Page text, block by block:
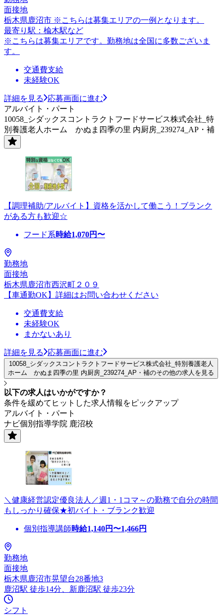
面接地
栃木県鹿沼市 ※こちらは募集エリアの一例となります。
最寄り駅：楡木駅など
※こちらは募集エリアです。勤務地は全国に多数ございま
す。
交通費支給
未経験OK
詳細を見る
応募画面に進む
アルバイト・パート
10058_シダックスコントラクトフードサービス株式会社_特
別養護老人ホーム かぬま四季の里 内厨房_239274_AP・補
【調理補助/アルバイト】資格を活かして働こう！ブランク
がある方も歓迎☆
フード系時給1,070円〜
勤務地
面接地
栃木県鹿沼市西沢町２０９
【車通勤OK】詳細はお問い合わせください
交通費支給
未経験OK
まかないあり
詳細を見る 応募画面に進む
10058_シダックスコントラクトフードサービス株式会社_特別養護老人
ホーム かぬま四季の里 内厨房_239274_AP・補のその他の求人を見る
以下の求人はいかがですか？
条件を緩めてヒットした求人情報をピックアップ
アルバイト・パート
ナビ個別指導学院 鹿沼校
＼健康経営認定優良法人／週1・1コマ～の勤務で自分の時間
もしっかり確保★初バイト・ブランク歓迎
個別指導講師時給1,140円〜1,466円
勤務地
面接地
栃木県鹿沼市晃望台28番地3
鹿沼駅 徒歩14分、新鹿沼駅 徒歩23分
シフト